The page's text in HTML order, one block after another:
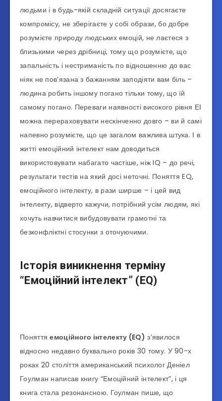
людьми і в будь-якій складній ситуації досягаєте
компромісу, не зберігаєте у собі образи, бо добре
розумієте природу людських емоцій, не лаєтеся з
близькими через дрібниці, тому що розумієте, що
запальність і нестриманість по відношенню до вас
ніяк не пов’язана з бажанням заподіяти вам біль –
людина робить іншому погано тільки тому, що їй
самому погано. Переваги наявності високого рівня ЕІ
можна перераховувати нескінченно довго – ви й самі
напевно розумієте, що це загалом важлива штука. І в
житті емоційний інтелект нам доводиться
використовувати набагато частіше, ніж IQ – до речі,
результати тестів на який досі неточні. Поняття EQ,
емоційного інтелекту, в рази ширше – і цей вид
інтелекту, відверто кажучи, потрібний усім людям, які
хочуть навчитися вибудовувати грамотні та
безконфліктні стосунки з оточуючими.
Історія виникнення терміну
“Емоційний інтелект” (EQ)
Поняттяемоційного інтелекту (EQ) з’явилося
відносно недавно буквально років 30 тому. У 90-х
роках 20 століття американський психолог Деніел
Гоулман написав книгу “Емоційний інтелект”, і ця
книга стала резонансною. Гоулман пише, що